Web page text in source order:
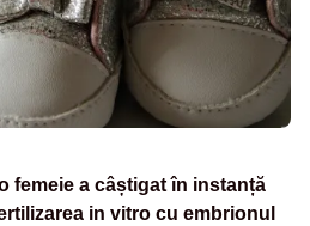
femeie a câștigat în instanță
in vitro cu embrionul